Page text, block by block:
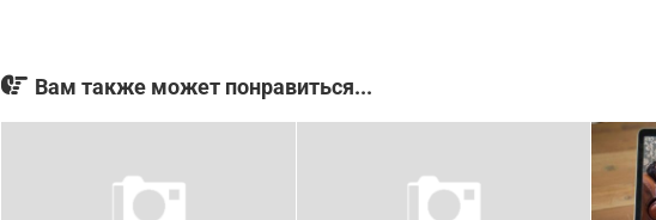
Вам также может понравиться...